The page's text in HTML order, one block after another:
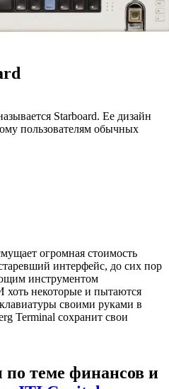
Starboard. Ее дизайн
пользователям обычных
огромная стоимость
интерфейс, до сих пор
инструментом
хоть некоторые и пытаются
своими руками в
Terminal сохранит свои
теме финансов и